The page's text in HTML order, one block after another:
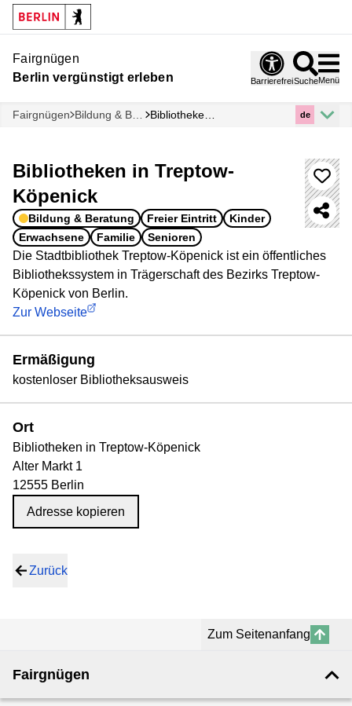
Fairgnügen
Berlin vergünstigt erleben
BarrierefreiSucheMenü
Fairgnügen Bildung & Beratung Bibliotheken in Treptow-Köpenick de
Bibliotheken in Treptow-
Köpenick
Bildung & Beratung Freier Eintritt
Kinder
Erwachsene
Familie Senioren
Die Stadtbibliothek Treptow-Köpenick ist ein öffentliches
Bibliothekssystem in Trägerschaft des Bezirks Treptow-
Köpenick von Berlin.
Zur Webseite
Ermäßigung
kostenloser Bibliotheksausweis
Ort
Bibliotheken in Treptow-Köpenick
Alter Markt 1
12555 Berlin
Adresse kopieren
Zurück
Zum Seitenanfang
Fairgnügen